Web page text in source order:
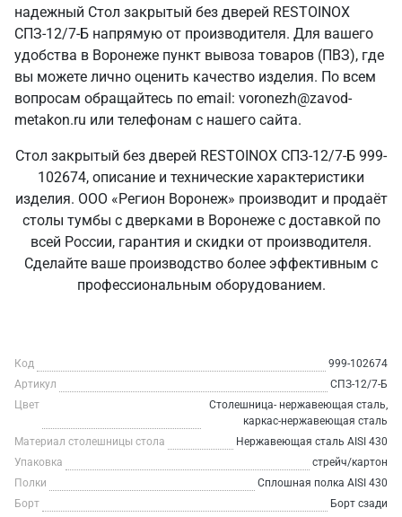
надежный Стол закрытый без дверей RESTOINOX
СПЗ-12/7-Б напрямую от производителя. Для вашего
удобства в Воронеже пункт вывоза товаров (ПВЗ), где
вы можете лично оценить качество изделия. По всем
вопросам обращайтесь по email: voronezh@zavod-
metakon.ru или телефонам с нашего сайта.
Стол закрытый без дверей RESTOINOX СПЗ-12/7-Б 999-
102674, описание и технические характеристики
изделия. ООО «Регион Воронеж» производит и продаёт
столы тумбы с дверками в Воронеже с доставкой по
всей России, гарантия и скидки от производителя.
Сделайте ваше производство более эффективным с
профессиональным оборудованием.
Код
999-102674
Артикул
СПЗ-12/7-Б
Цвет
Столешница- нержавеющая сталь,
каркас-нержавеющая сталь
Материал столешницы стола
Нержавеющая сталь AISI 430
Упаковка
стрейч/картон
Полки
Сплошная полка AISI 430
Борт
Борт сзади